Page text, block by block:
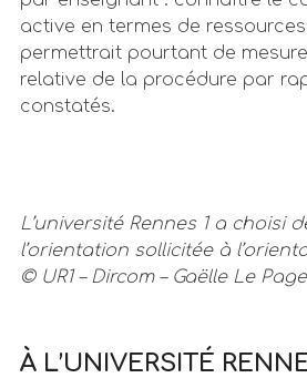
active en termes de
permettrait pourtant de
relative de la procédure par
constatés.
L’université Rennes 1 a choisi
l’orientation sollicitée à
© UR1 – Dircom – Gaëlle Le Page
À L’UNIVERSITÉ